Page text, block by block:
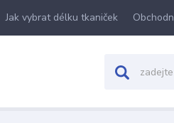
Jak vybrat délku tkaniček